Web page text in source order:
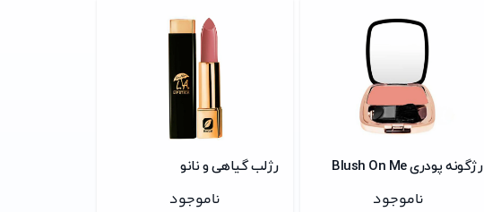
رژگونه پودری Blush On Me
ناموجود
رژلب گیاهی و نانو
ناموجود